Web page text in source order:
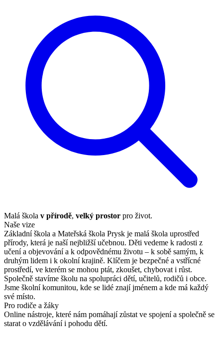
Malá škola v přírodě, velký prostor pro život.
Naše vize
Základní škola a Mateřská škola Prysk je malá škola uprostřed
přírody, která je naší nejbližší učebnou. Děti vedeme k radosti z
učení a objevování a k odpovědnému životu – k sobě samým, k
druhým lidem i k okolní krajině. Klíčem je bezpečné a vstřícné
prostředí, ve kterém se mohou ptát, zkoušet, chybovat i růst.
Společně stavíme školu na spolupráci dětí, učitelů, rodičů i obce.
Jsme školní komunitou, kde se lidé znají jménem a kde má každý
své místo.
Pro rodiče a žáky
Online nástroje, které nám pomáhají zůstat ve spojení a společně se
starat o vzdělávání i pohodu dětí.